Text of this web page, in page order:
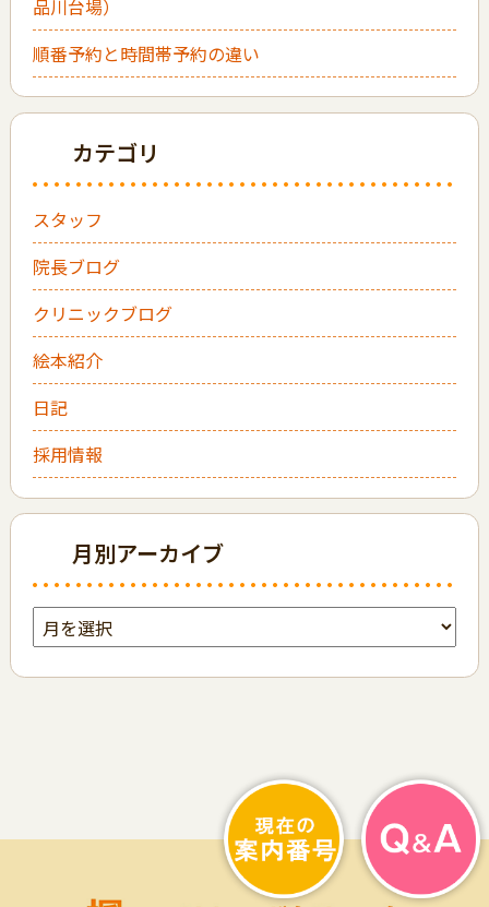
品川台場）
順番予約と時間帯予約の違い
カテゴリ
スタッフ
院長ブログ
クリニックブログ
絵本紹介
日記
採用情報
月別アーカイブ